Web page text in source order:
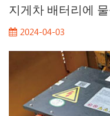
에서 작업할 때는 주변 환
지나치게 습한 환경에 주
하는 것이 좋습니다. 녹
기간 주차한 경우 한 달
터리를 충전해야 합니다.
2024-04-03